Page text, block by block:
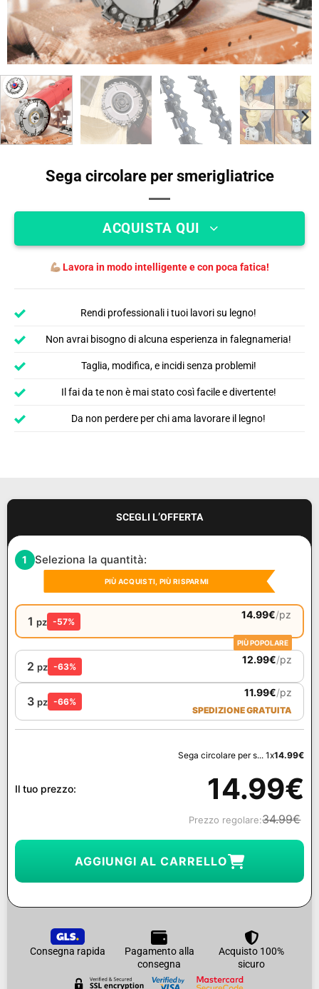
Sega circolare per smerigliatrice
ACQUISTA QUI
Lavora in modo intelligente e con poca fatica!
Rendi professionali i tuoi lavori su legno!
Non avrai bisogno di alcuna esperienza in falegnameria!
Taglia, modifica, e incidi senza problemi!
Il fai da te non è mai stato così facile e divertente!
Da non perdere per chi ama lavorare il legno!
SCEGLI L’OFFERTA
1 Seleziona la quantità:
PIÙ ACQUISTI, PIÙ RISPARMI
1 pz -57%
14.99€/pz
PIÙ POPOLARE
2 pz -63%
12.99€/pz
3 pz -66%
11.99€/pz
SPEDIZIONE GRATUITA
Sega circolare per s... 1x14.99€
Il tuo prezzo: 14.99€
Prezzo regolare:34.99€
AGGIUNGI AL CARRELLO
Consegna rapida
Pagamento alla
consegna
Acquisto 100%
sicuro